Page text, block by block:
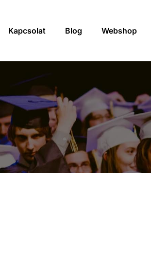
Kapcsolat Blog Webshop